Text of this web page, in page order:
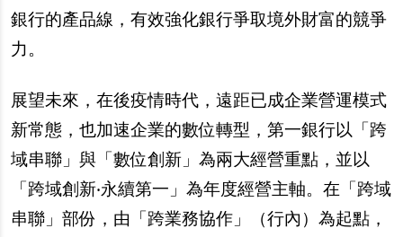
銀行的產品線，有效強化銀行爭取境外財富的競爭
力。
展望未來，在後疫情時代，遠距已成企業營運模式
新常態，也加速企業的數位轉型，第一銀行以「跨
域串聯」與「數位創新」為兩大經營重點，並以
「跨域創新‧永續第一」為年度經營主軸。在「跨域
串聯」部份，由「跨業務協作」（行內）為起點，